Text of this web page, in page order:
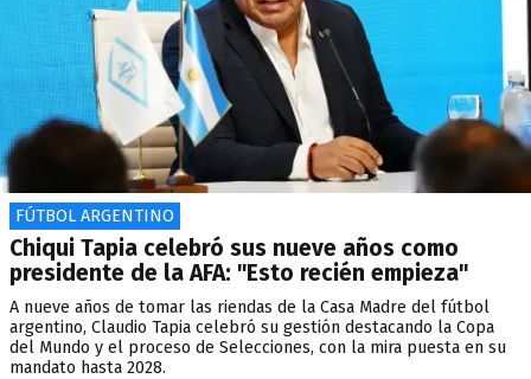
FÚTBOL ARGENTINO
Chiqui Tapia celebró sus nueve años como
presidente de la AFA: "Esto recién empieza"
A nueve años de tomar las riendas de la Casa Madre del fútbol
argentino, Claudio Tapia celebró su gestión destacando la Copa
del Mundo y el proceso de Selecciones, con la mira puesta en su
mandato hasta 2028.